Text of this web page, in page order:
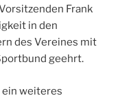
Frank
in den
des Vereines mit
geehrt.
weiteres